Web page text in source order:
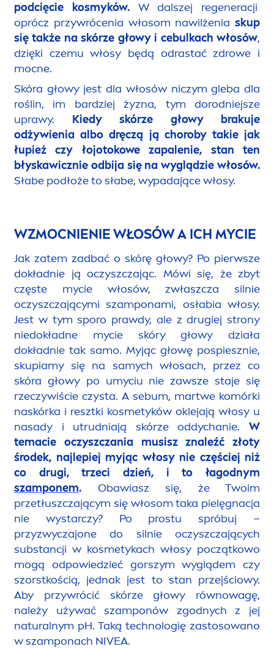
podcięcie kosmyków. W dalszej regeneracji
oprócz przywrócenia włosom nawilżenia skup
się także na skórze głowy i cebulkach włosów,
dzięki czemu włosy będą odrastać zdrowe i
mocne.
Skóra głowy jest dla włosów niczym gleba dla
roślin, im bardziej żyzna, tym dorodniejsze
uprawy. Kiedy skórze głowy brakuje
odżywienia albo dręczą ją choroby takie jak
łupież czy łojotokowe zapalenie, stan ten
błyskawicznie odbija się na wyglądzie włosów.
Słabe podłoże to słabe, wypadające włosy.
WZMOCNIENIE WŁOSÓW A ICH MYCIE
Jak zatem zadbać o skórę głowy? Po pierwsze
dokładnie ją oczyszczając. Mówi się, że zbyt
częste mycie włosów, zwłaszcza silnie
oczyszczającymi szamponami, osłabia włosy.
Jest w tym sporo prawdy, ale z drugiej strony
niedokładne mycie skóry głowy działa
dokładnie tak samo. Myjąc głowę pospiesznie,
skupiamy się na samych włosach, przez co
skóra głowy po umyciu nie zawsze staje się
rzeczywiście czysta. A sebum, martwe komórki
naskórka i resztki kosmetyków oklejają włosy u
nasady i utrudniają skórze oddychanie. W
temacie oczyszczania musisz znaleźć złoty
środek, najlepiej myjąc włosy nie częściej niż
co drugi, trzeci dzień, i to łagodnym
szamponem. Obawiasz się, że Twoim
przetłuszczającym się włosom taka pielęgnacja
nie wystarczy? Po prostu spróbuj –
przyzwyczajone do silnie oczyszczających
substancji w kosmetykach włosy początkowo
mogą odpowiedzieć gorszym wyglądem czy
szorstkością, jednak jest to stan przejściowy.
Aby przywrócić skórze głowy równowagę,
należy używać szamponów zgodnych z jej
naturalnym pH. Taką technologię zastosowano
w szamponach NIVEA.